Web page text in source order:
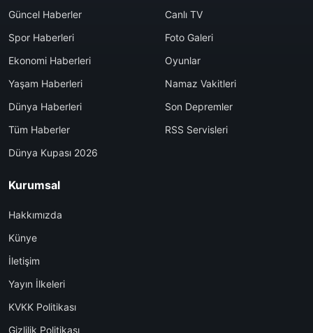
Güncel Haberler
Spor Haberleri
Ekonomi Haberleri
Yaşam Haberleri
Dünya Haberleri
Tüm Haberler
Dünya Kupası 2026
Canlı TV
Foto Galeri
Oyunlar
Namaz Vakitleri
Son Depremler
RSS Servisleri
Kurumsal
Hakkımızda
Künye
İletişim
Yayın İlkeleri
KVKK Politikası
Gizlilik Politikası